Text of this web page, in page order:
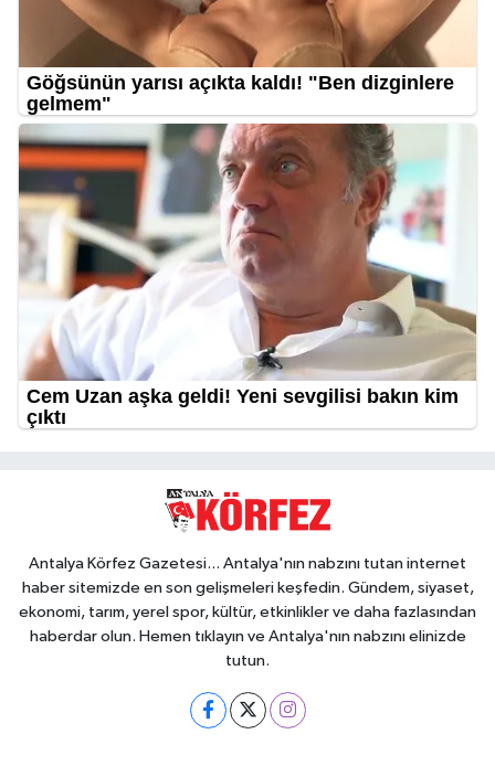
Antalya Körfez Gazetesi... Antalya'nın nabzını tutan internet
haber sitemizde en son gelişmeleri keşfedin. Gündem, siyaset,
ekonomi, tarım, yerel spor, kültür, etkinlikler ve daha fazlasından
haberdar olun. Hemen tıklayın ve Antalya'nın nabzını elinizde
tutun.